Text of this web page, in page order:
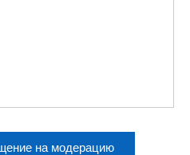
на модерацию